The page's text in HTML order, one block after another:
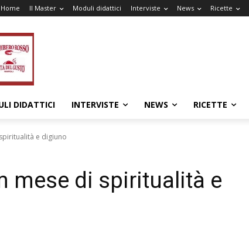
Home Il Master Moduli didattici Interviste News Ricette
DIDATTICI INTERVISTE NEWS RICETTE
e digiuno
mese di spiritualità e